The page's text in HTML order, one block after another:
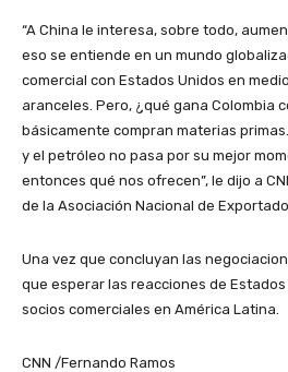
“A China le interesa, sobre todo,
eso se entiende en un mundo
comercial con Estados Unidos en
aranceles. Pero, ¿qué gana Colombia
básicamente compran materias
y el petróleo no pasa por su mejor
entonces qué nos ofrecen”, le dijo a
de la Asociación Nacional de
Una vez que concluyan las
que esperar las reacciones de
socios comerciales en América Latina.
CNN /Fernando Ramos